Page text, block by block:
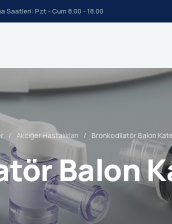
Saatleri: Pzt - Cum 8.00 - 18.00
Akciğer Hastalıkları Bronkodilatör Balon
Balon